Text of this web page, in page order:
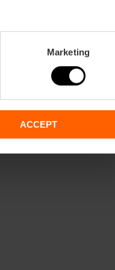
Marketing
ACCEPT